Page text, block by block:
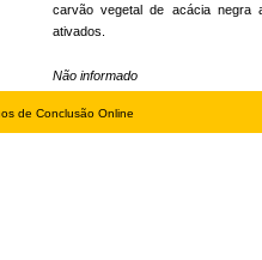
carvão vegetal de acácia negra
ativados.
Não informado
de Conclusão Online